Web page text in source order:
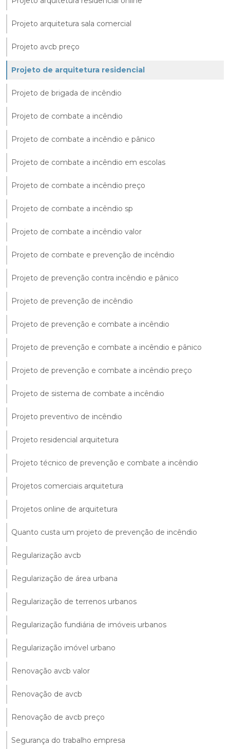
Projeto arquitetura sala comercial
Projeto avcb preço
Projeto de arquitetura residencial
Projeto de brigada de incêndio
Projeto de combate a incêndio
Projeto de combate a incêndio e pânico
Projeto de combate a incêndio em escolas
Projeto de combate a incêndio preço
Projeto de combate a incêndio sp
Projeto de combate a incêndio valor
Projeto de combate e prevenção de incêndio
Projeto de prevenção contra incêndio e pânico
Projeto de prevenção de incêndio
Projeto de prevenção e combate a incêndio
Projeto de prevenção e combate a incêndio e pânico
Projeto de prevenção e combate a incêndio preço
Projeto de sistema de combate a incêndio
Projeto preventivo de incêndio
Projeto residencial arquitetura
Projeto técnico de prevenção e combate a incêndio
Projetos comerciais arquitetura
Projetos online de arquitetura
Quanto custa um projeto de prevenção de incêndio
Regularização avcb
Regularização de área urbana
Regularização de terrenos urbanos
Regularização fundiária de imóveis urbanos
Regularização imóvel urbano
Renovação avcb valor
Renovação de avcb
Renovação de avcb preço
Segurança do trabalho empresa